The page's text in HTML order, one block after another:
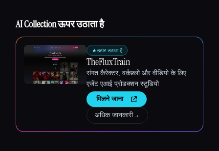
Esc
AI Collection ऊपर उठाता है
★ऊपर उठाता है
TheFluxTrain
संगत कैरेक्टर, वर्कफ़्लो और वीडियो के लिए
एजेंट एआई प्रोडक्शन स्टूडियो
मिलने जाना
अधिक जानकारी→